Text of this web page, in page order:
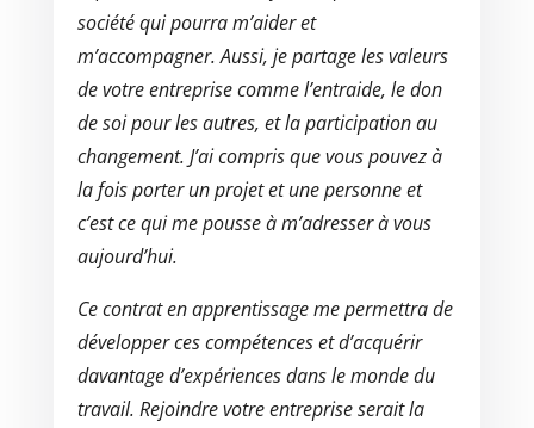
société qui pourra m’aider et
m’accompagner. Aussi, je partage les valeurs
de votre entreprise comme l’entraide, le don
de soi pour les autres, et la participation au
changement. J’ai compris que vous pouvez à
la fois porter un projet et une personne et
c’est ce qui me pousse à m’adresser à vous
aujourd’hui.
Ce contrat en apprentissage me permettra de
développer ces compétences et d’acquérir
davantage d’expériences dans le monde du
travail. Rejoindre votre entreprise serait la